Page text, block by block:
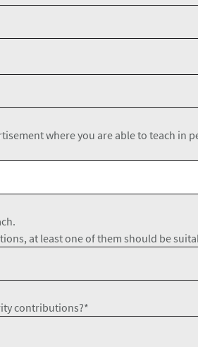
where you are able to teach in
at least one of them should be
contributions?*